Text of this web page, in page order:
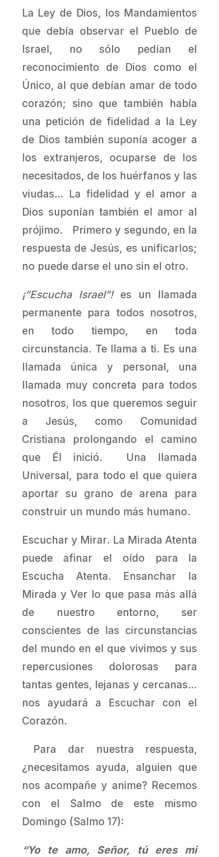
La Ley de Dios, los Mandamientos
que debía observar el Pueblo de
Israel, no sólo pedían el
reconocimiento de Dios como el
Único, al que debían amar de todo
corazón; sino que también había
una petición de fidelidad a la Ley
de Dios también suponía acoger a
los extranjeros, ocuparse de los
necesitados, de los huérfanos y las
viudas… La fidelidad y el amor a
Dios suponían también el amor al
prójimo. Primero y segundo, en la
respuesta de Jesús, es unificarlos;
no puede darse el uno sin el otro.
¡”Escucha Israel”!es un llamada
permanente para todos nosotros,
en todo tiempo, en toda
circunstancia. Te llama a ti. Es una
llamada única y personal, una
llamada muy concreta para todos
nosotros, los que queremos seguir
a Jesús, como Comunidad
Cristiana prolongando el camino
que Él inició. Una llamada
Universal, para todo el que quiera
aportar su grano de arena para
construir un mundo más humano.
Escuchar y Mirar. La Mirada Atenta
puede afinar el oído para la
Escucha Atenta. Ensanchar la
Mirada y Ver lo que pasa más allá
de nuestro entorno, ser
conscientes de las circunstancias
del mundo en el que vivimos y sus
repercusiones dolorosas para
tantas gentes, lejanas y cercanas…
nos ayudará a Escuchar con el
Corazón.
Para dar nuestra respuesta,
¿necesitamos ayuda, alguien que
nos acompañe y anime? Recemos
con el Salmo de este mismo
Domingo (Salmo 17):
“Yo te amo, Señor, tú eres mi